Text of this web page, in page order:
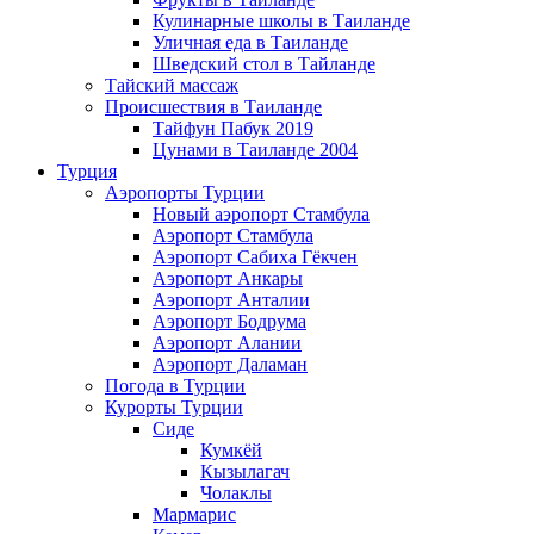
Кулинарные школы в Таиланде
Уличная еда в Таиланде
Шведский стол в Тайланде
Тайский массаж
Происшествия в Таиланде
Тайфун Пабук 2019
Цунами в Таиланде 2004
Турция
Аэропорты Турции
Новый аэропорт Стамбула
Аэропорт Стамбула
Аэропорт Сабиха Гёкчен
Аэропорт Анкары
Аэропорт Анталии
Аэропорт Бодрума
Аэропорт Алании
Аэропорт Даламан
Погода в Турции
Курорты Турции
Сиде
Кумкёй
Кызылагач
Чолаклы
Мармарис